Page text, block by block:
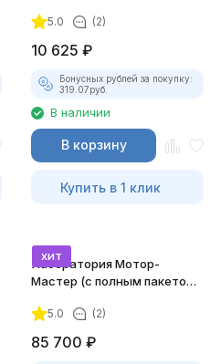
5.0 (2)
10 625 ₽
Бонусных рублей за покупку:
319.07руб.
В наличии
В корзину
Купить в 1 клик
хит
Лаборатория Мотор-
Мастер (с полным пакетом
5.0 (2)
85 700 ₽